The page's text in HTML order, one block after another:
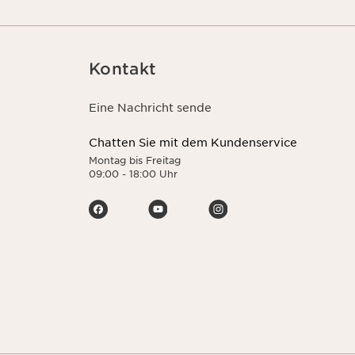
Kontakt
Eine Nachricht sende
Chatten Sie mit dem Kundenservice
Montag bis Freitag
09:00 - 18:00 Uhr